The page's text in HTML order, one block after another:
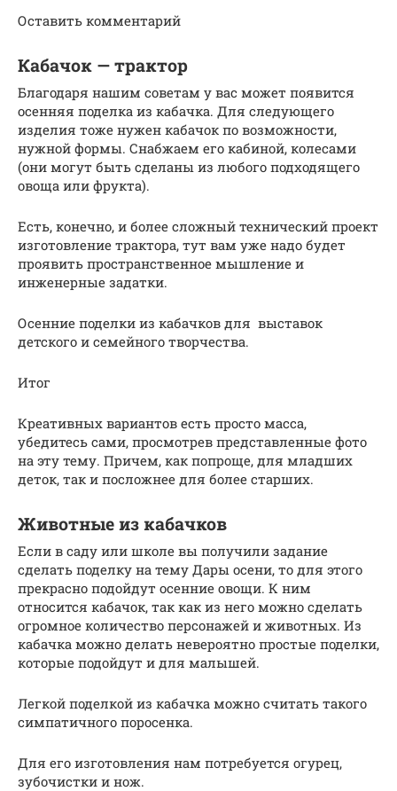
Оставить комментарий
Кабачок — трактор
Благодаря нашим советам у вас может появится
осенняя поделка из кабачка. Для следующего
изделия тоже нужен кабачок по возможности,
нужной формы. Снабжаем его кабиной, колесами
(они могут быть сделаны из любого подходящего
овоща или фрукта).
Есть, конечно, и более сложный технический проект
изготовление трактора, тут вам уже надо будет
проявить пространственное мышление и
инженерные задатки.
Осенние поделки из кабачков для выставок
детского и семейного творчества.
Итог
Креативных вариантов есть просто масса,
убедитесь сами, просмотрев представленные фото
на эту тему. Причем, как попроще, для младших
деток, так и посложнее для более старших.
Животные из кабачков
Если в саду или школе вы получили задание
сделать поделку на тему Дары осени, то для этого
прекрасно подойдут осенние овощи. К ним
относится кабачок, так как из него можно сделать
огромное количество персонажей и животных. Из
кабачка можно делать невероятно простые поделки,
которые подойдут и для малышей.
Легкой поделкой из кабачка можно считать такого
симпатичного поросенка.
Для его изготовления нам потребуется огурец,
зубочистки и нож.